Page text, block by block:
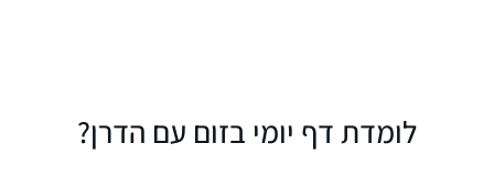
לומדת דף יומי בזום עם הדרן?